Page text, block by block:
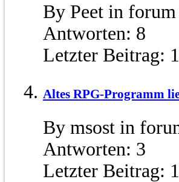
By Peet in
Antworten: 8
Letzter Beitrag:
Altes RPG-Programm
By msost in
Antworten: 3
Letzter Beitrag: